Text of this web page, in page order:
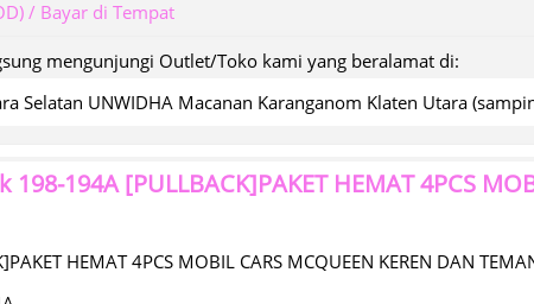
/ Bayar di Tempat
mengunjungi Outlet/Toko kami yang beralamat di:
Selatan UNWIDHA Macanan Karanganom Klaten Utara
198-194A [PULLBACK]PAKET HEMAT 4PCS
HEMAT 4PCS MOBIL CARS MCQUEEN KEREN DAN